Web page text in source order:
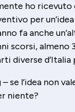
ho ricevuto
per
fa anche
scorsi, almeno
diverse d’Italia
se l’idea non
niente?